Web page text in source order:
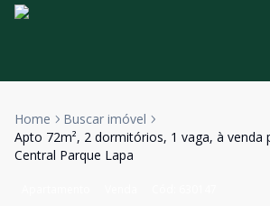
Home
Buscar imóvel
Apto 72m², 2 dormitórios, 1 vaga, à venda
Central Parque Lapa